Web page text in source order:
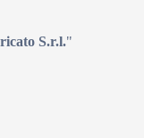
o S.r.l."